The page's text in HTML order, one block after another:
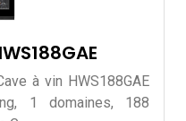
à vin HWS188GAE
1 domaines, 188